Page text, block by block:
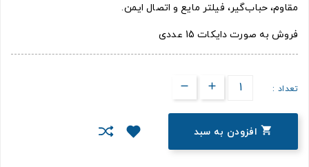
مقاوم، حباب‌گیر، فیلتر مایع و اتصال ایمن.
فروش به صورت دایکات 15 عددی
تعداد :
 افزودن به سبد